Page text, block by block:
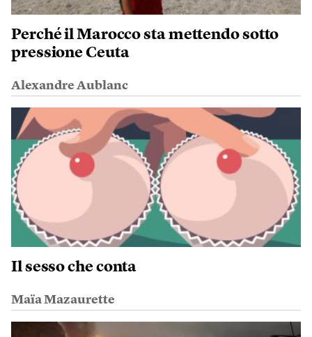
Perché il Marocco sta mettendo sotto
pressione Ceuta
Alexandre Aublanc
Il sesso che conta
Maïa Mazaurette